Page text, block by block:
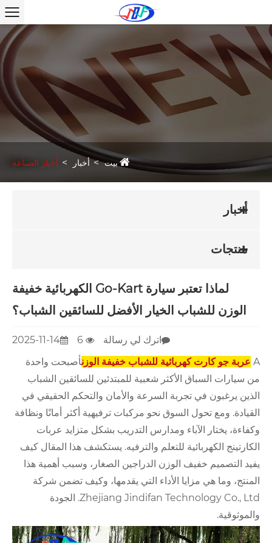
بيت أخبار أخبار الصناعة
أخبار
منتجات
لماذا تعتبر سيارة Go-Kart الكهربائية خفيفة
الوزن للشباب الخيار الأفضل للسائقين الشباب؟
2025-11-14
اترك لي رسالة
A عربة جو كارت كهربائية للشباب خفيفة الوزنأصبحت واحدة
من سيارات السباق الأكثر شعبية للمبتدئين للسائقين الشباب
الذين يرغبون في تجربة السرعة والأمان والتحكم الحقيقي في
القيادة. ومع تحول السوق نحو مركبات ترفيهية أكثر أمانًا ونظافة
وكفاءة، يختار الآباء ومدارس التدريب بشكل متزايد عربات
الكارتينج الكهربائية للتعلم والترفيه. يستكشف هذا المقال كيف
يفيد التصميم خفيف الوزن الدراجين الصغار، وسبب أهمية هذا
المنتج، وما هي مزايا الأداء التي يقدمها، وكيف تضمن شركة
Zhejiang Jindifan Technology Co., Ltd. الجودة
والموثوقية.